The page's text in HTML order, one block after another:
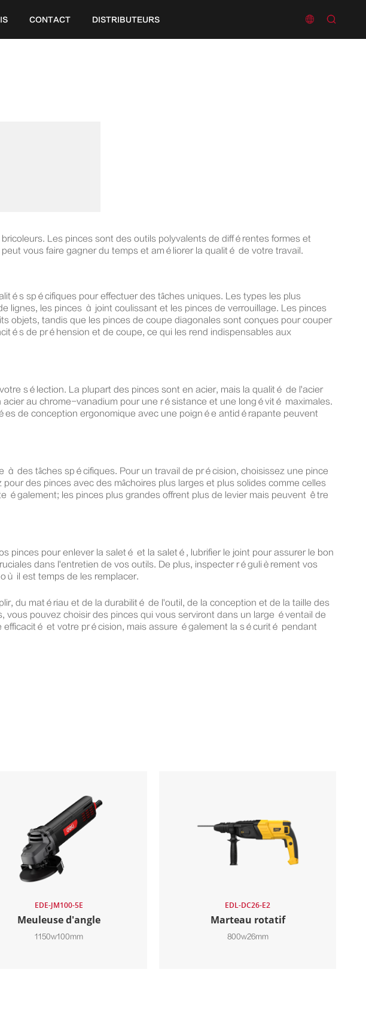
CONTACT DISTRIBUTEURS  
Les pinces sont des outils polyvalents de différentes formes et
vous faire gagner du temps et améliorer la qualité de votre travail.
spécifiques pour effectuer des tâches uniques. Les types les plus
les pinces à joint coulissant et les pinces de verrouillage. Les pinces
objets, tandis que les pinces de coupe diagonales sont conçues pour couper
de préhension et de coupe, ce qui les rend indispensables aux
sélection. La plupart des pinces sont en acier, mais la qualité de l'acier
au chrome-vanadium pour une résistance et une longévité maximales.
de conception ergonomique avec une poignée antidérapante peuvent
des tâches spécifiques. Pour un travail de précision, choisissez une pince
des pinces avec des mâchoires plus larges et plus solides comme celles
également; les pinces plus grandes offrent plus de levier mais peuvent être
pour enlever la saleté et la saleté, lubrifier le joint pour assurer le bon
dans l'entretien de vos outils. De plus, inspecter régulièrement vos
il est temps de les remplacer.
du matériau et de la durabilité de l'outil, de la conception et de la taille des
pouvez choisir des pinces qui vous serviront dans un large éventail de
efficacité et votre précision, mais assure également la sécurité pendant
EDE-JM100-5E
Meuleuse d'angle
1150w100mm
EDL-DC26-E2
Marteau rotatif
800w26mm